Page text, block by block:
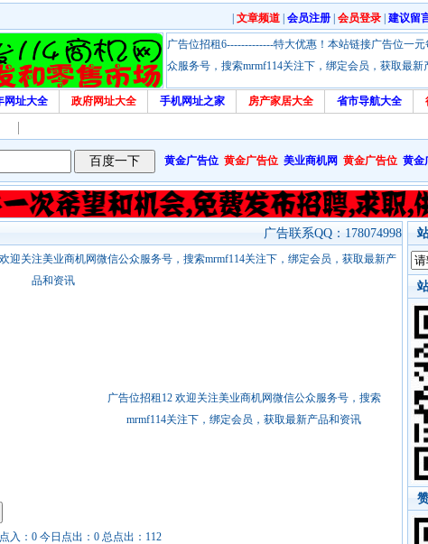
文章频道 会员注册 会员登录 建议留
广告位招租6-------------特大优惠！本站链接广告位一
众服务号，搜索mrmf114关注下，绑定会员，获取最新
网址大全 政府网址大全 手机网址之家 房产家居大全 省市导航大全
黄金广告位 黄金广告位 美业商机网 黄金广告位 黄金
广告联系QQ：178074998
迎关注美业商机网微信公众服务号，搜索mrmf114关注下，绑定会员，获取最新产
品和资讯
广告位招租12 欢迎关注美业商机网微信公众服务号，搜索
mrmf114关注下，绑定会员，获取最新产品和资讯
入：0 今日点出：0 总点出：112